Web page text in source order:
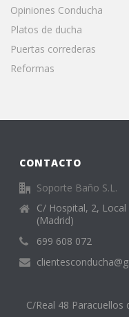
Opiniones Conducha
Platos de ducha
Puertas correderas
Reformas
CONTACTO
Soporte Baño S.L.
C/ Hospital, 2,
(Madrid)
699 608 072
C/Real 48 Paracuellos